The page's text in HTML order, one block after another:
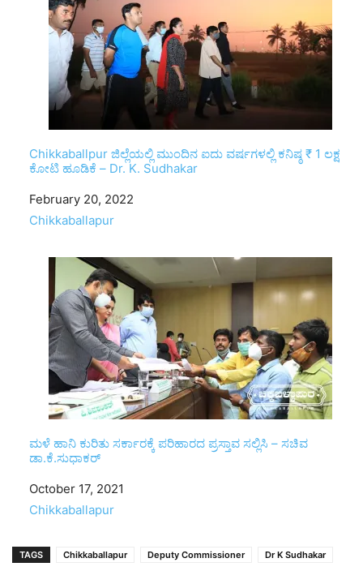
Chikkaballpur ಜಿಲ್ಲೆಯಲ್ಲಿ ಮುಂದಿನ ಐದು ವರ್ಷಗಳಲ್ಲಿ ಕನಿಷ್ಠ ₹ 1 ಲಕ್ಷ
ಕೋಟಿ ಹೂಡಿಕೆ – Dr. K. Sudhakar
Date
February 20, 2022
In relation to
Chikkaballapur
ಮಳೆ ಹಾನಿ ಕುರಿತು ಸರ್ಕಾರಕ್ಕೆ ಪರಿಹಾರದ ಪ್ರಸ್ತಾವ ಸಲ್ಲಿಸಿ – ಸಚಿವ
ಡಾ.ಕೆ.ಸುಧಾಕರ್
Date
October 17, 2021
In relation to
Chikkaballapur
TAGS Chikkaballapur Deputy Commissioner Dr K Sudhakar